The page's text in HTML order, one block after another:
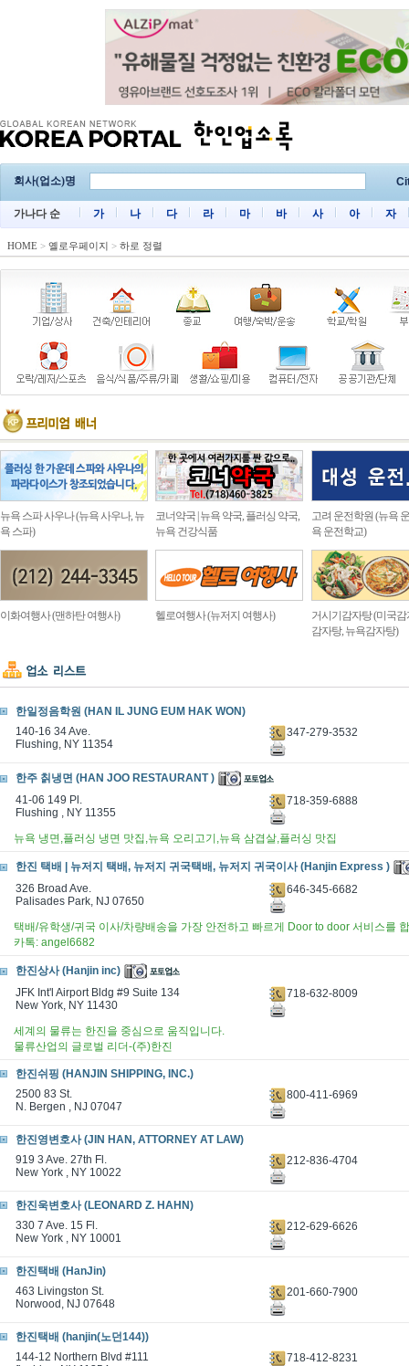
회사(업소)명
가나다 순 가 나 다 라 마 바 사 아 자
HOME > 옐로우페이지 > 하로 정렬
뉴욕 스파 사우나 (뉴욕 사우나, 뉴
욕 스파)
코너약국 | 뉴욕 약국, 플러싱 약국,
뉴욕 건강식품
고려 운전학원 (뉴욕
욕 운전학교)
이화여행사 (맨하탄 여행사) 헬로여행사 (뉴저지 여행사)
거시기감자탕 (미국감
감자탕, 뉴욕감자탕)
한일정음학원 (HAN IL JUNG EUM HAK WON)
140-16 34 Ave.
Flushing, NY 11354
347-279-3532
한주 칡냉면 (HAN JOO RESTAURANT )
41-06 149 Pl.
Flushing , NY 11355
718-359-6888
뉴욕 냉면,플러싱 냉면 맛집,뉴욕 오리고기,뉴욕 삼겹살,플러싱 맛집
한진 택배 | 뉴저지 택배, 뉴저지 귀국택배, 뉴저지 귀국이사 (Hanjin Express )
326 Broad Ave.
Palisades Park, NJ 07650
646-345-6682
택배/유학생/귀국 이사/차량배송을 가장 안전하고 빠르게 Door to door 서비스를
카톡: angel6682
한진상사 (Hanjin inc)
JFK Int'l Airport Bldg #9 Suite 134
New York, NY 11430
718-632-8009
세계의 물류는 한진을 중심으로 움직입니다.
물류산업의 글로벌 리더-(주)한진
한진쉬핑 (HANJIN SHIPPING, INC.)
2500 83 St.
N. Bergen , NJ 07047
800-411-6969
한진영변호사 (JIN HAN, ATTORNEY AT LAW)
919 3 Ave. 27th Fl.
New York , NY 10022
212-836-4704
한진욱변호사 (LEONARD Z. HAHN)
330 7 Ave. 15 Fl.
New York , NY 10001
212-629-6626
한진택배 (HanJin)
463 Livingston St.
Norwood, NJ 07648
201-660-7900
한진택배 (hanjin(노던144))
144-12 Northern Blvd #111
718-412-8231